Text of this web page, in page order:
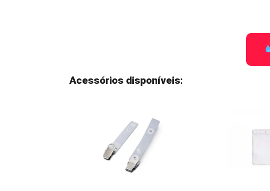
Acessórios disponíveis: